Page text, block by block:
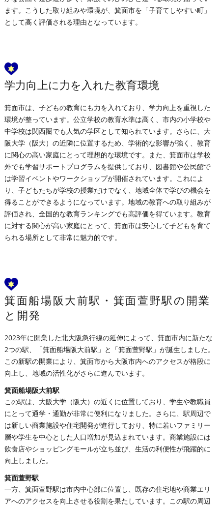
ます。こうした取り組みや環境が、箕面市を「子育てしやすい町」
として高く評価される理由となっています。
学力向上に力を入れた教育環境
箕面市は、子どもの教育にも力を入れており、学力向上を重視した
環境が整っています。公立学校の教育水準は高く、市内の小学校や
中学校は関西圏でも人気の学区として知られています。さらに、大
阪大学（阪大）の近隣に位置するため、学術的な影響が強く、教育
に関心の高い家庭にとって理想的な環境です。また、箕面市は学校
外でも学習サポートプログラムを提供しており、図書館や公民館で
は学習イベントやワークショップが開催されています。これによ
り、子どもたちが学校の授業だけでなく、地域全体で学びの機会を
得ることができるようになっています。地域の教育への取り組みが
評価され、全国的な教育ランキングでも高評価を得ています。教育
に対する関心が高い家庭にとって、箕面市は安心して子どもを育て
られる場所として非常に魅力的です。
箕面船場阪大前駅・箕面萱野駅の開業
と開発
2023年に開業した北大阪急行線の延伸によって、箕面市内に新たな
2つの駅、「箕面船場阪大前駅」と「箕面萱野駅」が誕生しました。
この新駅の開業により、箕面市から大阪市内へのアクセスが格段に
向上し、地域の活性化がさらに進んでいます。
箕面船場阪大前駅
この駅は、大阪大学（阪大）の近くに位置しており、学生や教職員
にとって通学・通勤が非常に便利になりました。さらに、駅周辺で
は新しい商業施設や住宅開発が進行しており、特に若いファミリー
層や学生を中心とした人口増加が見込まれています。商業施設には
飲食店やショッピングモールが立ち並び、生活の利便性が飛躍的に
向上しました。
箕面萱野駅
一方、箕面萱野駅は市内中心部に位置し、既存の住宅地や商業エリ
アへのアクセスを向上させる役割を果たしています。この駅の周辺